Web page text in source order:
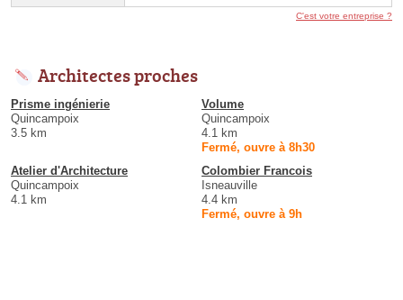
C'est votre entreprise ?
Architectes proches
Prisme ingénierie
Quincampoix
3.5 km
Volume
Quincampoix
4.1 km
Fermé, ouvre à 8h30
Atelier d'Architecture
Quincampoix
4.1 km
Colombier Francois
Isneauville
4.4 km
Fermé, ouvre à 9h